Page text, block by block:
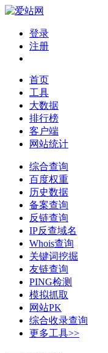
登录
注册
首页
工具
大数据
排行榜
客户端
网站统计
综合查询
百度权重
历史数据
备案查询
反链查询
IP反查域名
Whois查询
关键词挖掘
友链查询
PING检测
模拟抓取
网站PK
综合收录查询
更多工具>>